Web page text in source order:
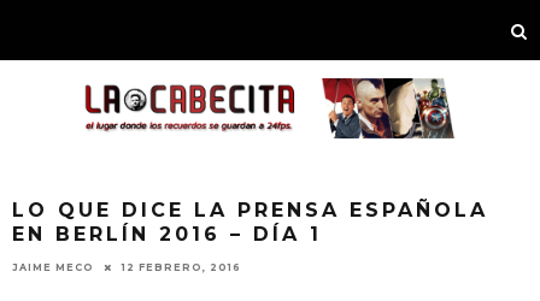
LO QUE DICE LA PRENSA ESPAÑOLA
EN BERLÍN 2016 – DÍA 1
JAIME MECO 12 FEBRERO, 2016